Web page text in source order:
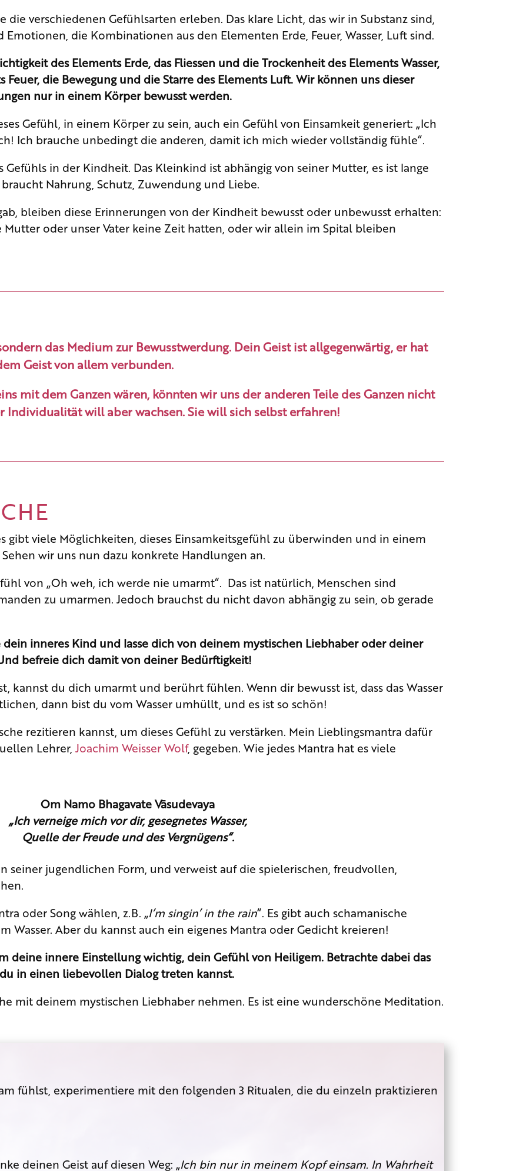
verschiedenen Gefühlsarten erleben. Das klare Licht, das wir in Substanz sind,
die Kombinationen aus den Elementen Erde, Feuer, Wasser, Luft sind.
des Elements Erde, das Fliessen und die Trockenheit des Elements Wasser,
die Bewegung und die Starre des Elements Luft. Wir können uns dieser
nur in einem Körper bewusst werden.
Gefühl, in einem Körper zu sein, auch ein Gefühl von Einsamkeit generiert: „Ich
Ich brauche unbedingt die anderen, damit ich mich wieder vollständig fühle“.
Gefühls in der Kindheit. Das Kleinkind ist abhängig von seiner Mutter, es ist lange
Nahrung, Schutz, Zuwendung und Liebe.
bleiben diese Erinnerungen von der Kindheit bewusst oder unbewusst erhalten:
oder unser Vater keine Zeit hatten, oder wir allein im Spital bleiben
das Medium zur Bewusstwerdung. Dein Geist ist allgegenwärtig, er hat
Geist von allem verbunden.
mit dem Ganzen wären, könnten wir uns der anderen Teile des Ganzen nicht
Individualität will aber wachsen. Sie will sich selbst erfahren!
gibt viele Möglichkeiten, dieses Einsamkeitsgefühl zu überwinden und in einem
wir uns nun dazu konkrete Handlungen an.
von „Oh weh, ich werde nie umarmt“. Das ist natürlich, Menschen sind
zu umarmen. Jedoch brauchst du nicht davon abhängig zu sein, ob gerade
inneres Kind und lasse dich von deinem mystischen Liebhaber oder deiner
befreie dich damit von deiner Bedürftigkeit!
kannst du dich umarmt und berührt fühlen. Wenn dir bewusst ist, dass das Wasser
dann bist du vom Wasser umhüllt, und es ist so schön!
rezitieren kannst, um dieses Gefühl zu verstärken. Mein Lieblingsmantra dafür
Lehrer, Joachim Weisser Wolf, gegeben. Wie jedes Mantra hat es viele
Om Namo Bhagavate Vāsudevaya
„Ich verneige mich vor dir, gesegnetes Wasser,
Quelle der Freude und des Vergnügens“.
seiner jugendlichen Form, und verweist auf die spielerischen, freudvollen,
oder Song wählen, z.B. „I’m singin’ in the rain“. Es gibt auch schamanische
Wasser. Aber du kannst auch ein eigenes Mantra oder Gedicht kreieren!
deine innere Einstellung wichtig, dein Gefühl von Heiligem. Betrachte dabei das
in einen liebevollen Dialog treten kannst.
mit deinem mystischen Liebhaber nehmen. Es ist eine wunderschöne Meditation.
fühlst, experimentiere mit den folgenden 3 Ritualen, die du einzeln praktizieren
deinen Geist auf diesen Weg: „Ich bin nur in meinem Kopf einsam. In Wahrheit